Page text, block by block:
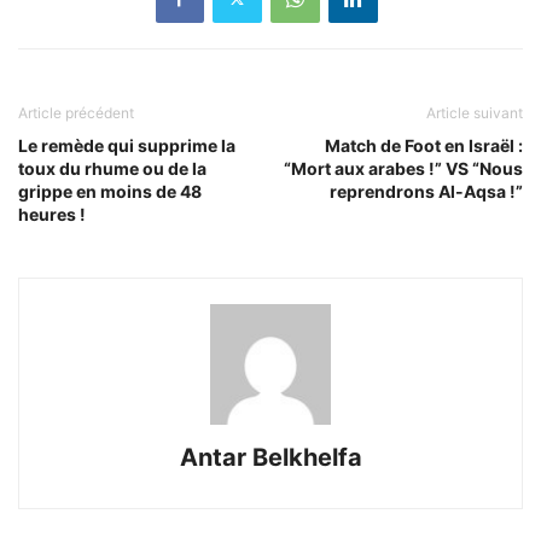
Article précédent
Le remède qui supprime la
toux du rhume ou de la
grippe en moins de 48
heures !
Article suivant
Match de Foot en Israël :
“Mort aux arabes !” VS “Nous
reprendrons Al-Aqsa !”
Antar Belkhelfa